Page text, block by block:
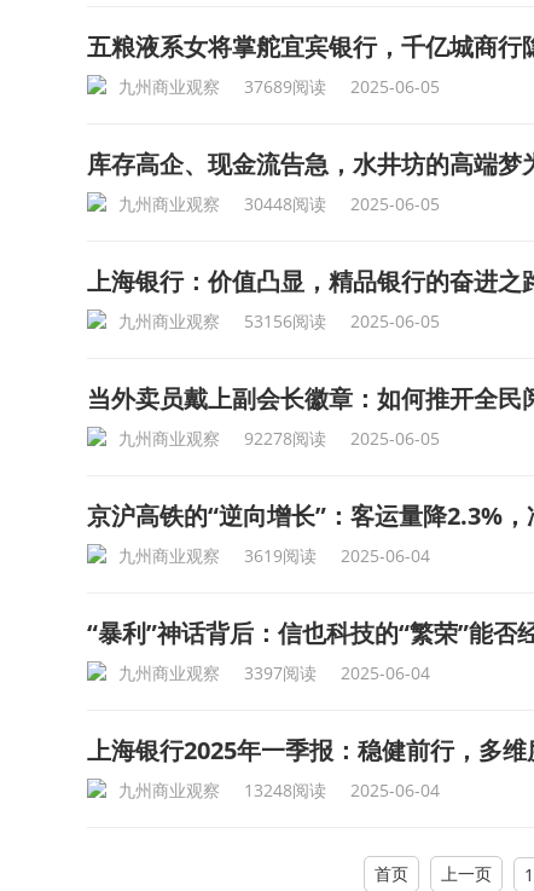
五粮液系女将掌舵宜宾银行，千亿城商行
九州商业观察 37689阅读 2025-06-05
库存高企、现金流告急，水井坊的高端梦
九州商业观察 30448阅读 2025-06-05
上海银行：价值凸显，精品银行的奋进之
九州商业观察 53156阅读 2025-06-05
当外卖员戴上副会长徽章：如何推开全民
九州商业观察 92278阅读 2025-06-05
京沪高铁的“逆向增长”：客运量降2.3%
九州商业观察 3619阅读 2025-06-04
“暴利”神话背后：信也科技的“繁荣”能否
九州商业观察 3397阅读 2025-06-04
上海银行2025年一季报：稳健前行，多
九州商业观察 13248阅读 2025-06-04
首页 上一页 1